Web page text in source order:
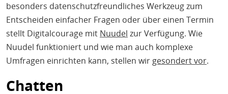
besonders datenschutzfreundliches Werkzeug zum
Entscheiden einfacher Fragen oder über einen Termin
stellt Digitalcourage mit Nuudel zur Verfügung. Wie
Nuudel funktioniert und wie man auch komplexe
Umfragen einrichten kann, stellen wir gesondert vor.
Chatten